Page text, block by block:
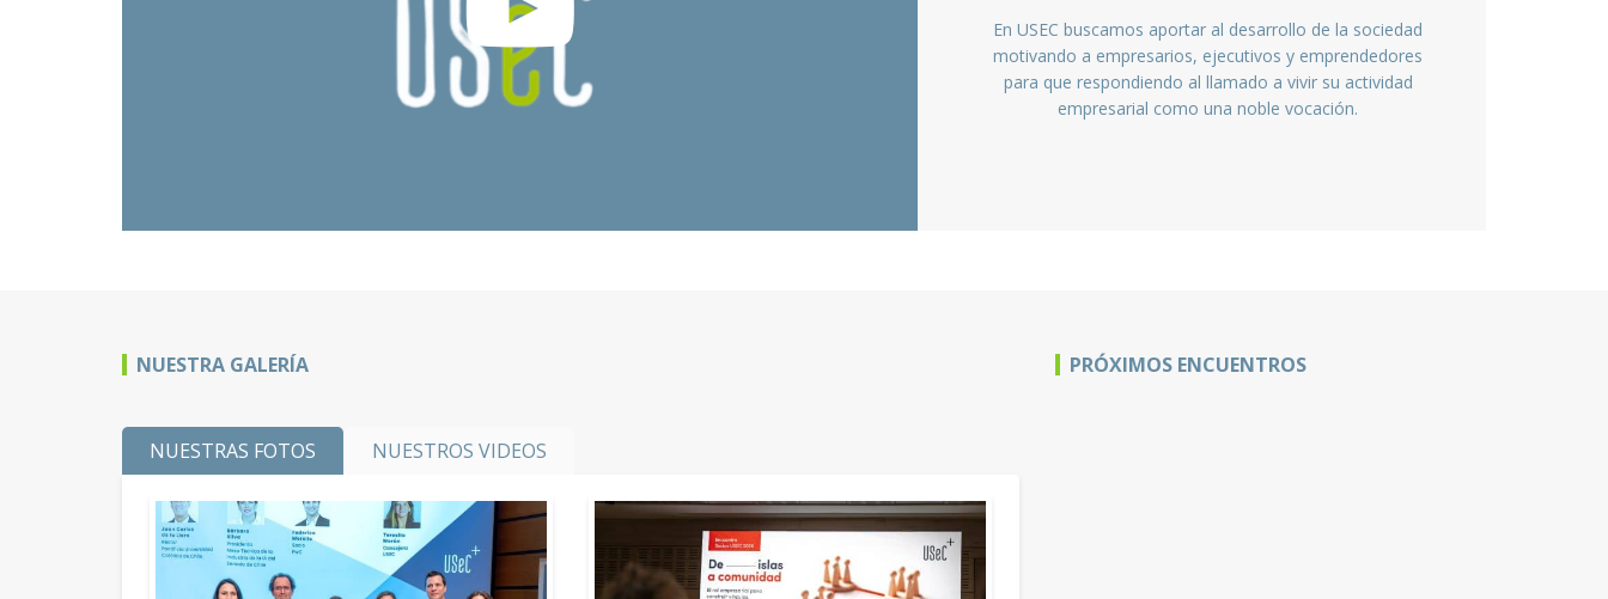
En USEC buscamos aportar al desarrollo de la sociedad
motivando a empresarios, ejecutivos y emprendedores
para que respondiendo al llamado a vivir su actividad
empresarial como una noble vocación.
NUESTRA GALERÍA
NUESTRAS FOTOS NUESTROS VIDEOS
PRÓXIMOS ENCUENTROS